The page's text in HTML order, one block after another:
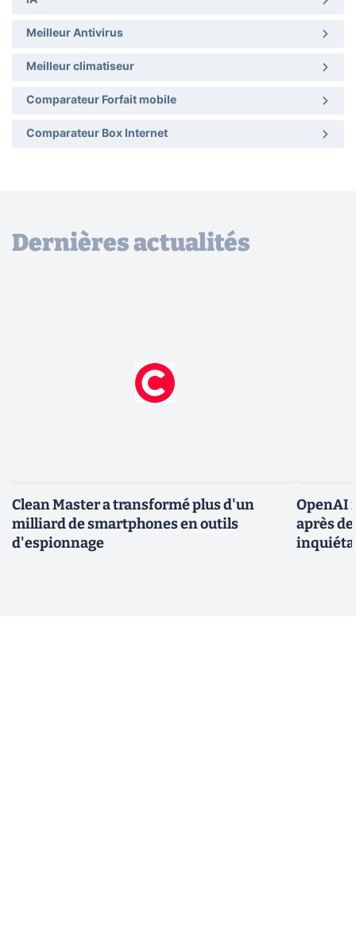
Meilleur Antivirus
Meilleur climatiseur
Comparateur Forfait mobile
Comparateur Box Internet
Dernières actualités
Clean Master a transformé plus d'un
milliard de smartphones en outils
d'espionnage
OpenAI
après